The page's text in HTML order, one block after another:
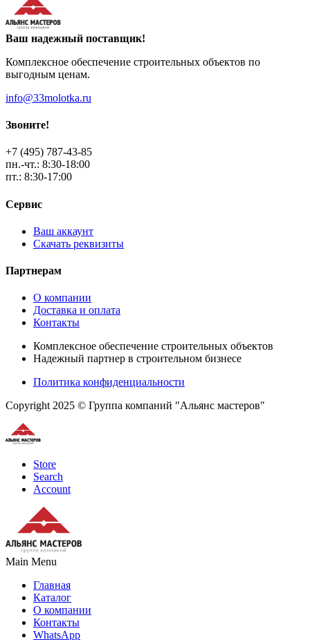
Ваш надежный поставщик!
Комплексное обеспечение строительных объектов по
выгодным ценам.
info@33molotka.ru
Звоните!
+7 (495) 787-43-85
пн.-чт.: 8:30-18:00
пт.: 8:30-17:00
Сервис
Ваш аккаунт
Скачать реквизиты
Партнерам
О компании
Доставка и оплата
Контакты
Комплексное обеспечение строительных объектов
Надежный партнер в строительном бизнесе
Политика конфиденциальности
Copyright 2025 © Группа компаний "Альянс мастеров"
Store
Search
Account
Main Menu
Главная
Каталог
О компании
Контакты
WhatsApp